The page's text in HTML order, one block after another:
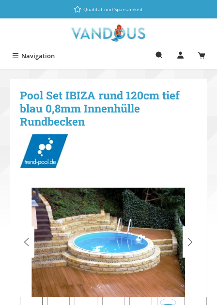
Zum Hauptinhalt springenQualität und Sparsamkeit
Navigation
Pool Set IBIZA rund 120cm tief
blau 0,8mm Innenhülle
Rundbecken
Bildergalerie überspringen